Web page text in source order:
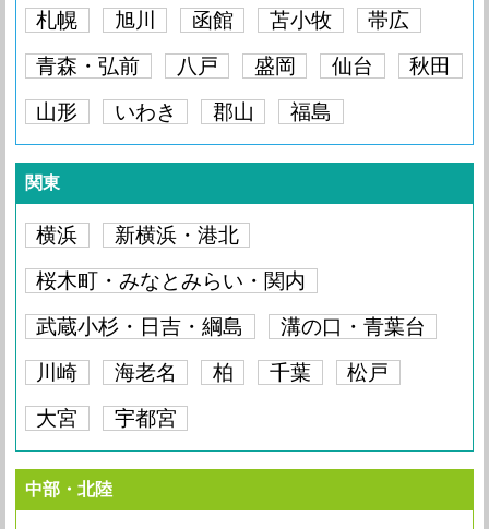
札幌 旭川 函館 苫小牧
帯広
青森・弘前
八戸 盛岡 仙台
秋田
山形
いわき 郡山 福島
関東
横浜
新横浜・港北
桜木町・みなとみらい・関内
武蔵小杉・日吉・綱島
溝の口・青葉台
川崎
海老名 柏 千葉
松戸
大宮
宇都宮
中部・北陸